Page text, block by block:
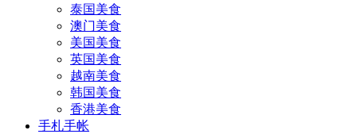
泰国美食
澳门美食
美国美食
英国美食
越南美食
韩国美食
香港美食
手札手帐